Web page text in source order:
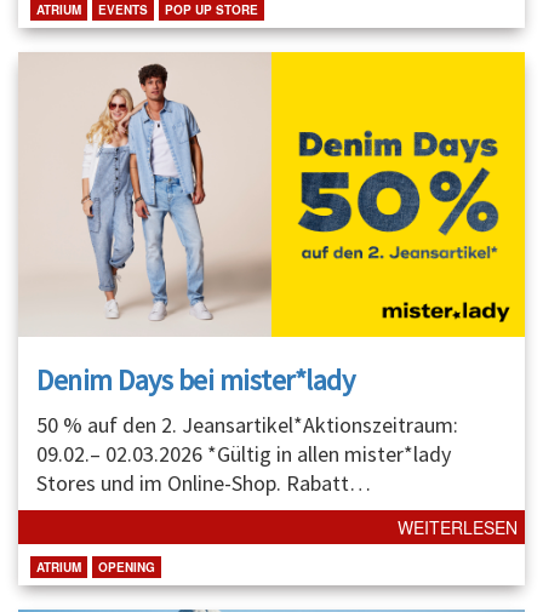
ATRIUM EVENTS POP UP STORE
Denim Days bei mister*lady
50 % auf den 2. Jeansartikel*Aktionszeitraum:
09.02.– 02.03.2026 *Gültig in allen mister*lady
Stores und im Online-Shop. Rabatt…
WEITERLESEN
ATRIUM OPENING